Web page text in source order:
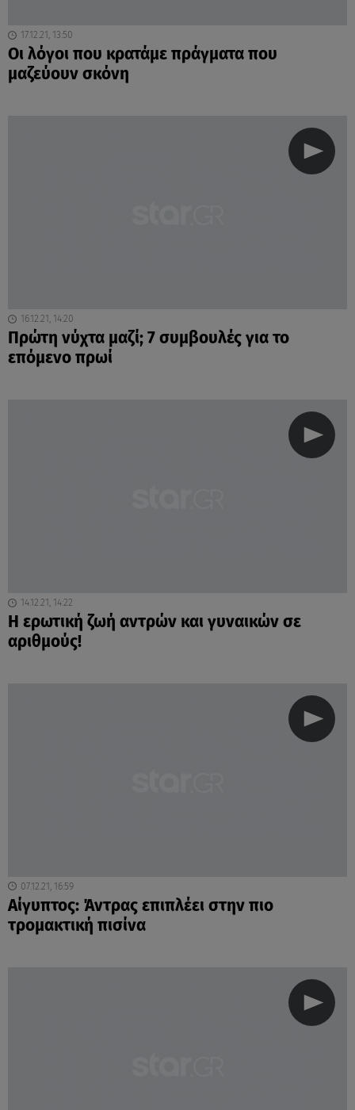
17.12.21, 13:50
Oι λόγοι που κρατάμε πράγματα που
μαζεύουν σκόνη
16.12.21, 14:20
Πρώτη νύχτα μαζί; 7 συμβουλές για το
επόμενο πρωί
14.12.21, 14:22
Η ερωτική ζωή αντρών και γυναικών σε
αριθμούς!
07.12.21, 16:59
Αίγυπτος: Άντρας επιπλέει στην πιο
τρομακτική πισίνα